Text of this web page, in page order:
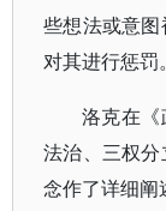
些想法或意
对其进行惩罚
洛克在《
法治、三权
念作了详细阐